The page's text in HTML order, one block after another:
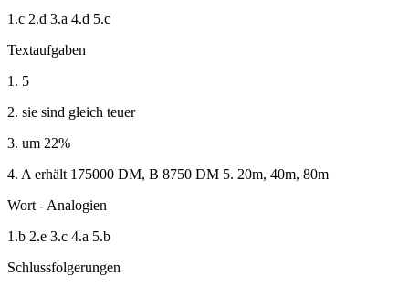
1.c 2.d 3.a 4.d 5.c
Textaufgaben
1. 5
2. sie sind gleich teuer
3. um 22%
4. A erhält 175000 DM, B 8750 DM 5. 20m, 40m, 80m
Wort - Analogien
1.b 2.e 3.c 4.a 5.b
Schlussfolgerungen